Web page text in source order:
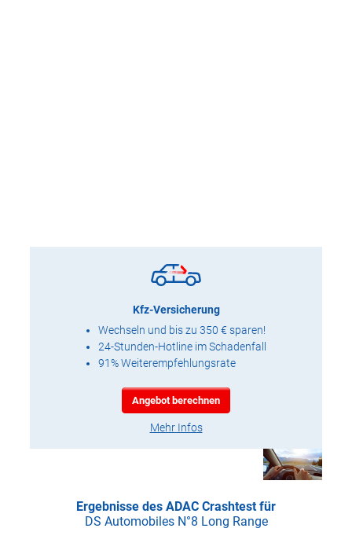
Kfz-Versicherung
Wechseln und bis zu 350 € sparen!
24-Stunden-Hotline im Schadenfall
91% Weiterempfehlungsrate
Angebot berechnen
Mehr Infos
Ergebnisse des ADAC Crashtest für
DS Automobiles N°8 Long Range